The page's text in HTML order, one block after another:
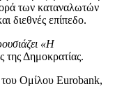
των καταναλωτών
διεθνές επίπεδο.
«Η
της Δημοκρατίας.
Ομίλου Eurobank,